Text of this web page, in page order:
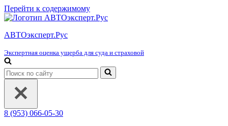
Перейти к содержимому
АВТОэксперт.Рус
Экспертная оценка ущерба для суда и страховой
Искать...
8 (953) 066-05-30